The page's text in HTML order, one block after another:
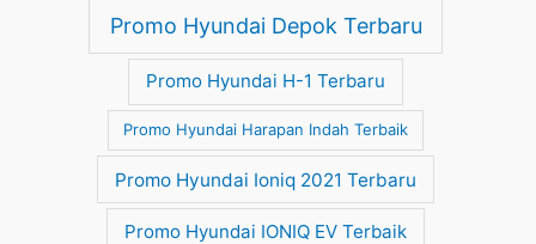
Promo Hyundai Depok Terbaru
Promo Hyundai H-1 Terbaru
Promo Hyundai Harapan Indah Terbaik
Promo Hyundai Ioniq 2021 Terbaru
Promo Hyundai IONIQ EV Terbaik